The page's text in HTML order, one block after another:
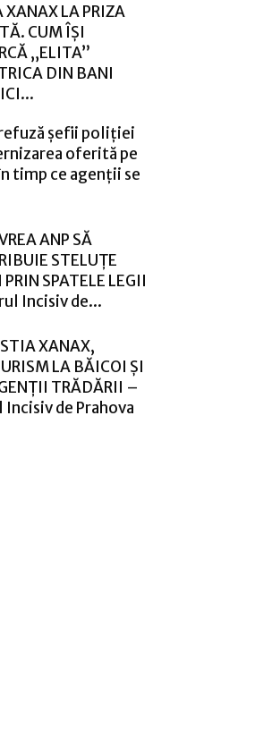
XANAX LA PRIZA
CUM ÎȘI
„ELITA”
DIN BANI
șefii poliției
oferită pe
timp ce agenții se
ANP SĂ
STELUȚE
SPATELE LEGII
Incisiv de...
XANAX,
LA BĂICOI ȘI
TRĂDĂRII –
Incisiv de Prahova